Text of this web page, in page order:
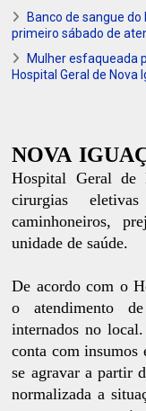
Banco de sangue
primeiro sábado de
Mulher esfaqueada
Hospital Geral de Nova
NOVA
Hospital Geral de
cirurgias
caminhoneiros,
unidade de saúde.
De acordo com o
o atendimento
internados no
conta com insumos
se agravar a partir
normalizada a